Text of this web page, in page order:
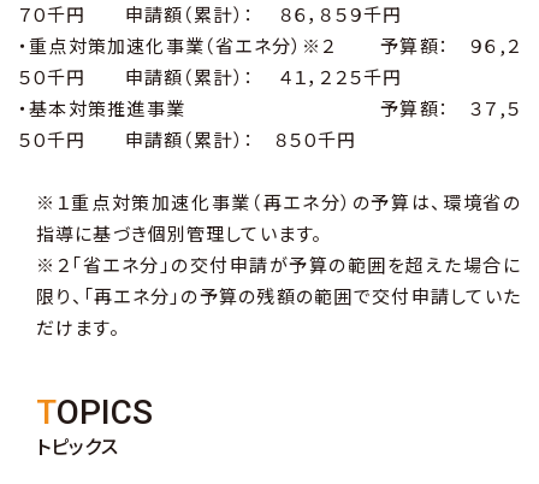
７０千円 申請額（累計）： ８６，８５９千円
・重点対策加速化事業（省エネ分）※２ 予算額： ９６,２
５０千円 申請額（累計）： ４１，２２５千円
・基本対策推進事業 予算額： ３７,５
５０千円 申請額（累計）： ８５０千円
※１重点対策加速化事業（再エネ分）の予算は、環境省の
指導に基づき個別管理しています。
※２「省エネ分」の交付申請が予算の範囲を超えた場合に
限り、「再エネ分」の予算の残額の範囲で交付申請していた
だけます。
TOPICS
トピックス